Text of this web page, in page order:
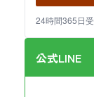
24時間365日
公式LINE